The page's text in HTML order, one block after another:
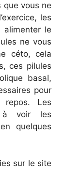
que vous ne
les
alimenter le
ne vous
céto, cela
ces pilules
basal,
pour
repos. Les
à voir les
quelques
sur le site